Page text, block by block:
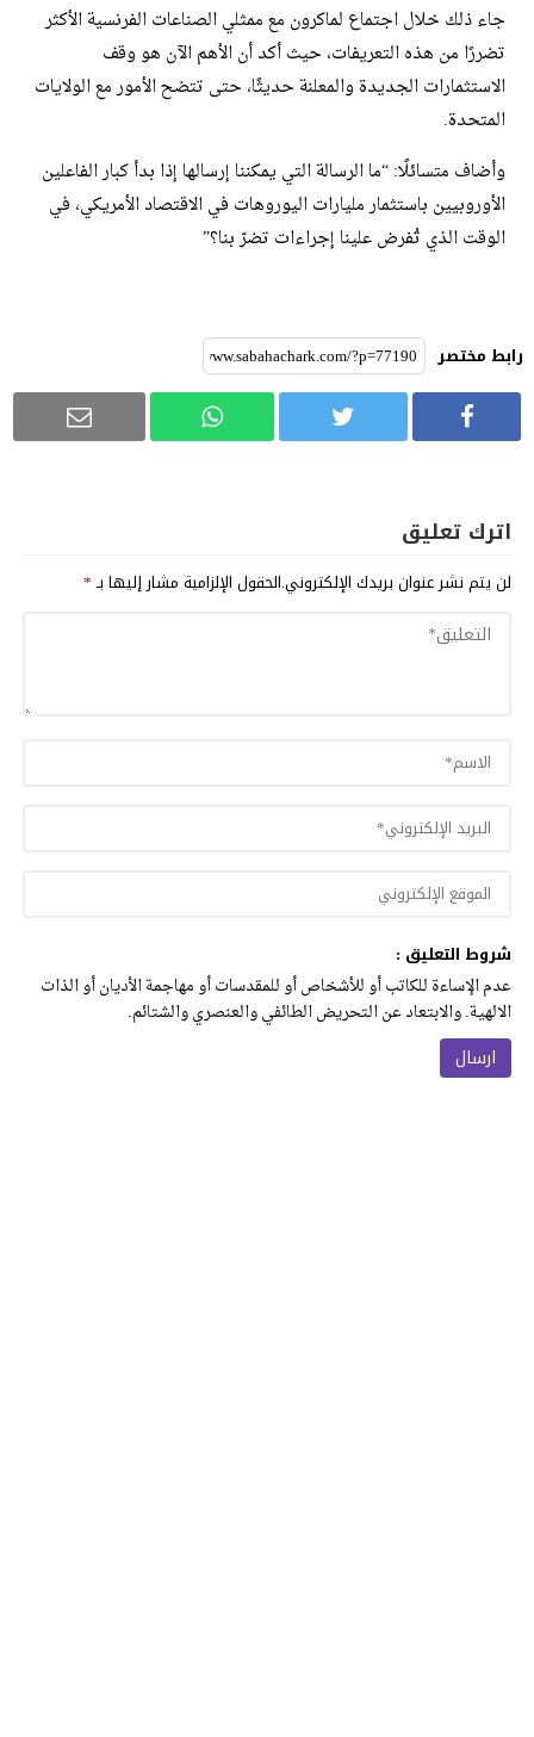
جاء ذلك خلال اجتماع لماكرون مع ممثلي الصناعات الفرنسية الأكثر
تضررًا من هذه التعريفات، حيث أكد أن الأهم الآن هو وقف
الاستثمارات الجديدة والمعلنة حديثًا، حتى تتضح الأمور مع الولايات
المتحدة.
وأضاف متسائلًا: “ما الرسالة التي يمكننا إرسالها إذا بدأ كبار الفاعلين
الأوروبيين باستثمار مليارات اليوروهات في الاقتصاد الأمريكي، في
الوقت الذي تُفرض علينا إجراءات تضرّ بنا؟”
رابط مختصر
اترك تعليق
لن يتم نشر عنوان بريدك الإلكتروني.الحقول الإلزامية مشار إليها بـ*
شروط التعليق :
عدم الإساءة للكاتب أو للأشخاص أو للمقدسات أو مهاجمة الأديان أو الذات
الالهية. والابتعاد عن التحريض الطائفي والعنصري والشتائم.